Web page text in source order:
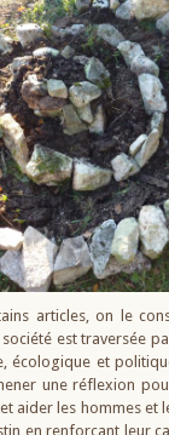
articles, on le
est traversée
écologique et
une réflexion
aider les hommes et
en renforçant leur